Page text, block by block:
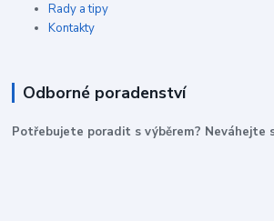
Rady a tipy
Kontakty
Odborné poradenství
Potřebujete poradit s výběrem? Neváhejte